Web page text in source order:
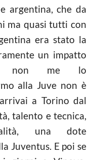
argentina, che da
ma quasi tutti con
era stato la
un impatto
non me lo
alla Juve non è
a Torino dal
talento e tecnica,
una dote
Juventus. E poi se